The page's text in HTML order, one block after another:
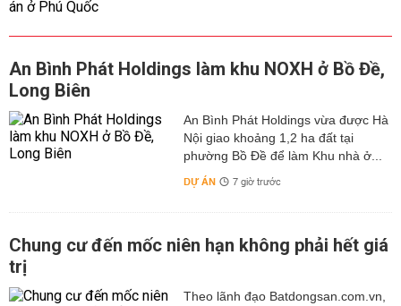
An Bình Phát Holdings làm khu NOXH ở Bồ Đề,
Long Biên
An Bình Phát Holdings vừa được Hà
Nội giao khoảng 1,2 ha đất tại
phường Bồ Đề để làm Khu nhà ở...
DỰ ÁN 7 giờ trước
Chung cư đến mốc niên hạn không phải hết giá
trị
Theo lãnh đạo Batdongsan.com.vn,